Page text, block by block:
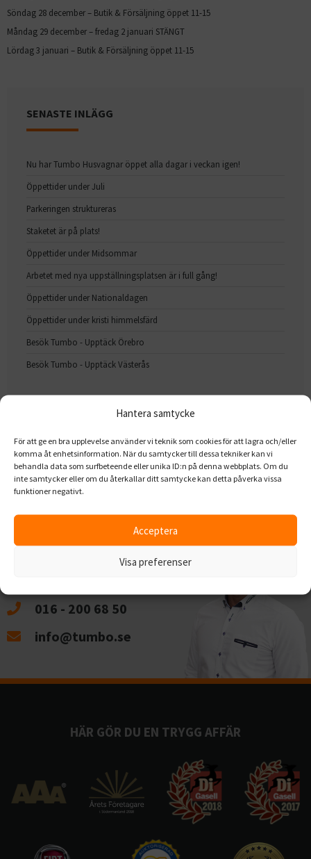
Hantera samtycke
För att ge en bra upplevelse använder vi teknik som cookies för att lagra och/eller
komma åt enhetsinformation. När du samtycker till dessa tekniker kan vi
behandla data som surfbeteende eller unika ID:n på denna webbplats. Om du
inte samtycker eller om du återkallar ditt samtycke kan detta påverka vissa
funktioner negativt.
Acceptera
Visa preferenser
Söndag 28 december – Butik & Försäljning öppet 11-15
Måndag 29 december – fredag 2 januari STÄNGT
Lördag 3 januari – Butik & Försäljning öppet 11-15
SENASTE INLÄGG
Nu har Tumbo Husvagnar öppet alla dagar i veckan igen!
Öppettider under Juli
Parkeringen struktureras
Staketet är på plats!
Öppettider under Midsommar
Arbetet med nya uppställningsplatsen är i full gång!
Öppettider under Nationaldagen
Öppettider under kristi himmelsfärd
Besök Tumbo - Upptäck Örebro
Besök Tumbo - Upptäck Västerås
HAR DU FRÅGOR?
Vårt team av erfarna och duktiga säljare
Vi ser fram emot att hjälpa dig!
016 - 200 68 50
info@tumbo.se
HÄR GÖR DU EN TRYGG AFFÄR